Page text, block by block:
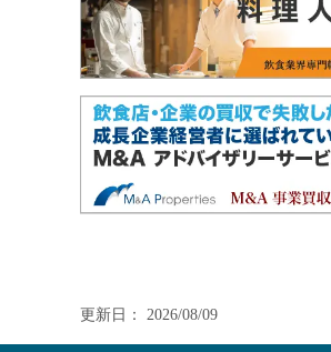
更新日： 2026/08/09